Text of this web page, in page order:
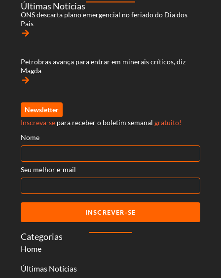
Categorias
Home
Últimas Notícias
Últimas Notícias
ONS descarta plano emergencial no feriado do Dia dos
Pais
arrow_forward
Petrobras avança para entrar em minerais críticos, diz
Magda
arrow_forward
Newsletter
Inscreva-se para receber o boletim semanal gratuito!
Nome
Seu melhor e-mail
INSCREVER-SE